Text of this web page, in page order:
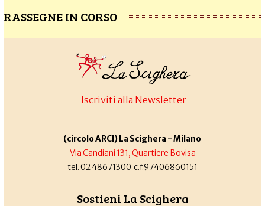
RASSEGNE IN CORSO
Iscriviti alla Newsletter
(circolo ARCI) La Scighera - Milano
Via Candiani 131, Quartiere Bovisa
tel. 02 48671300 c.f.97406860151
Sostieni La Scighera